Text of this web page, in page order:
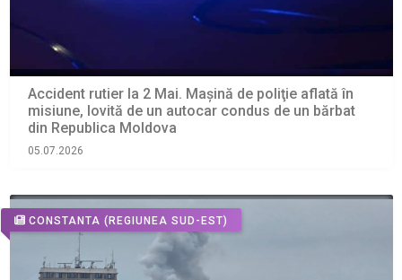
Accident rutier la 2 Mai. Maşină de poliţie aflată în
misiune, lovită de un autocar condus de un bărbat
din Republica Moldova
05.07.2026
CONSTANTA (REGIUNEA SUD-EST)